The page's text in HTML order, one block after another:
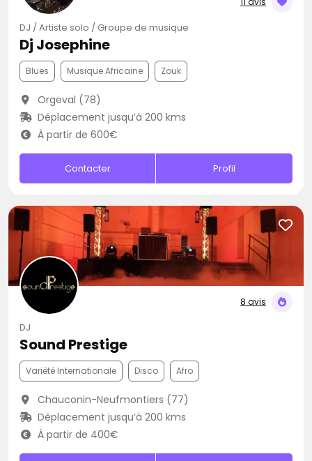
DJ / Artiste solo / Groupe de musique
Dj Josephine
Blues Musique Africaine Zouk
Orgeval (78)
Déplacement jusqu’à 200 kms
À partir de 600€
Contacter Profil
8 avis
DJ
Sound Prestige
Variété Internationale Disco Afro
Chauconin-Neufmontiers (77)
Déplacement jusqu’à 200 kms
À partir de 400€